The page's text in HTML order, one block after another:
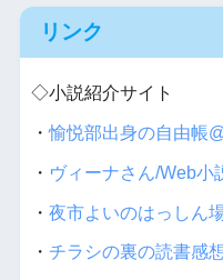
リンク
◇小説紹介サイト
・愉悦部出身の自由帳
・ ヴィーナさん/Web小
・ 夜市よいのはっしん
・ チラシの裏の読書感